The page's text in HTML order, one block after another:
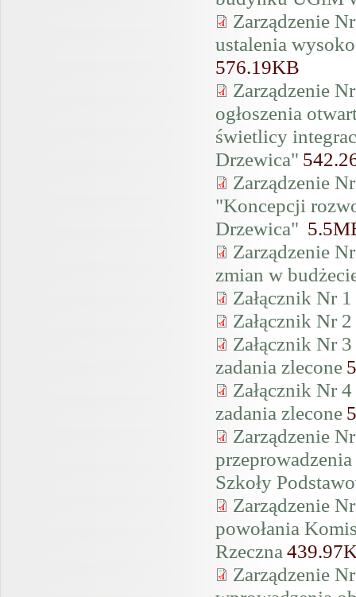
Zarządzenie
ustalenia
576.19KB
Zarządzenie
ogłoszenia
świetlicy
Drzewica"
Zarządzenie
"Koncepcji
Drzewica"
Zarządzenie
zmian w
Załącznik Nr
Załącznik Nr
Załącznik Nr
zadania zlecone
Załącznik Nr
zadania zlecone
Zarządzenie
Szkoły
Zarządzenie
powołania
Rzeczna
Zarządzenie